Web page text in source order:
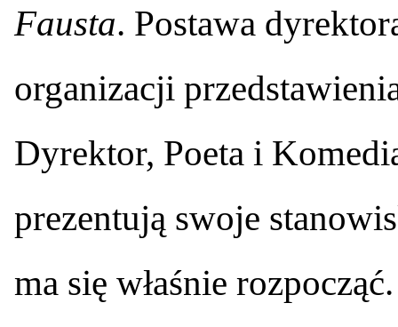
Fausta. Postawa
organizacji
Dyrektor, Poeta i
prezentują swoje
ma się właśnie